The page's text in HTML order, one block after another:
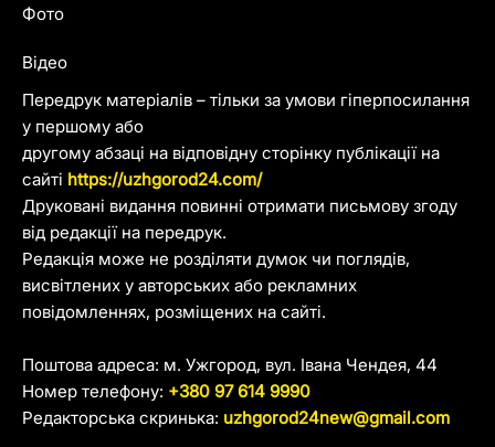
Передрук матеріалів – тільки за умови гіперпосилання
у першому або
другому абзаці на відповідну сторінку публікації на
сайті https://uzhgorod24.com/
Друковані видання повинні отримати письмову згоду
від редакції на передрук.
Редакція може не розділяти думок чи поглядів,
висвітлених у авторських або рекламних
повідомленнях, розміщених на сайті.
Поштова адреса: м. Ужгород, вул. Івана Чендея, 44
Номер телефону: +380 97 614 9990
Редакторська скринька: uzhgorod24new@gmail.com
Фото
Відео